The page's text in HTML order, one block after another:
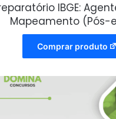
IBGE:
Mapeamento (Pós-
Comprar produto